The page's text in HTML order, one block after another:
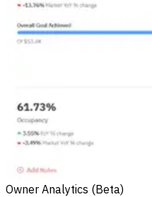
Owner Analytics (Beta)